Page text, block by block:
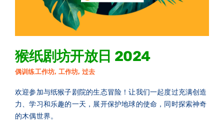
猴纸剧坊开放日 2024
偶训练工作坊, 工作坊, 过去
欢迎参加与纸猴子剧院的生态冒险！让我们一起度过充满创造
力、学习和乐趣的一天，展开保护地球的使命，同时探索神奇
的木偶世界。